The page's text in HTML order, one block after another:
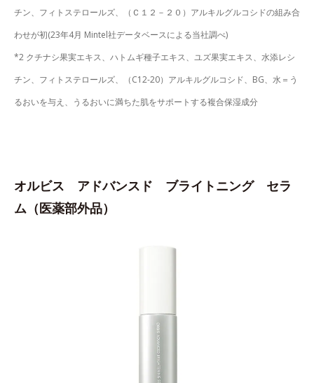
チン、フィトステロールズ、（Ｃ１２－２０）アルキルグルコシドの組み合
わせが初(23年4月 Mintel社データベースによる当社調べ)
*2 クチナシ果実エキス、ハトムギ種子エキス、ユズ果実エキス、水添レシ
チン、フィトステロールズ、（C12-20）アルキルグルコシド、BG、水＝う
るおいを与え、うるおいに満ちた肌をサポートする複合保湿成分
オルビス アドバンスド ブライトニング セラ
ム（医薬部外品）